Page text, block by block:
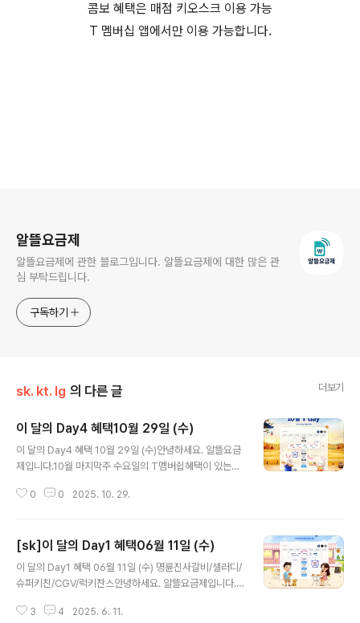
콤보 혜택은 매점 키오스크 이용 가능
T 멤버십 앱에서만 이용 가능합니다.
알뜰요금제
알뜰요금제에 관한 블로그입니다. 알뜰요금제에 대한 많은 관
심 부탁드립니다.
구독하기
sk. kt. lg 의 다른 글 더보기
이 달의 Day4 혜택10월 29일 (수)
이 달의 Day4 혜택 10월 29일 (수)안녕하세요. 알뜰요금
제입니다.10월 마지막주 수요일의 T멤버쉽혜택이 있는
않더라도 쿠폰기한은 상이하니 꼭 확인 부탁드립니다~!!변
를 비롯한 공연에도 많은 관심 바랍니다!!이마트에브리데
이 40,000원 이상 구매 시 20% 할인오프라인(이마트에
브리데이)과 온라인(이마트에브리데이 이마일 앱)에서 사
택1 하여 1회 사용 가능 이마일 앱에 쿠폰 등록 시 T 멤버
0 0 2025. 10. 29.
[sk]이 달의 Day1 혜택06월 11일 (수)
이 달의 Day1 혜택 06월 11일 (수) 명륜진사갈비/셀러디/
슈퍼키친/CGV/럭키찬스안녕하세요. 알뜰요금제입니다.
잡고 싶은 심정이네요~!!금일은 수요일 T데이가 있는 날입
3 4 2025. 6. 11.